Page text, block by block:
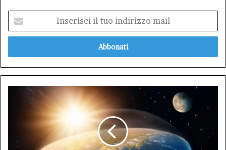
tuo
mail
facilmente
terrapiattismo